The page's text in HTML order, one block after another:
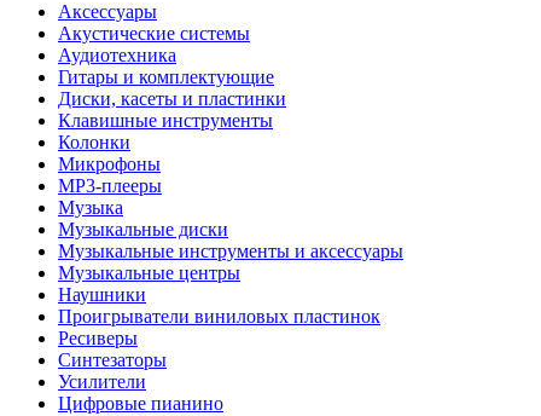
Аксессуары
Акустические системы
Аудиотехника
Гитары и комплектующие
Диски, касеты и пластинки
Клавишные инструменты
Колонки
Микрофоны
МР3-плееры
Музыка
Музыкальные диски
Музыкальные инструменты и аксессуары
Музыкальные центры
Наушники
Проигрыватели виниловых пластинок
Ресиверы
Синтезаторы
Усилители
Цифровые пианино